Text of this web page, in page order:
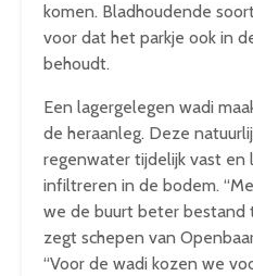
komen. Bladhoudende
voor dat het parkje ook in
behoudt.
Een lagergelegen wadi
de heraanleg. Deze
regenwater tijdelijk vast en
infiltreren in de bodem.
we de buurt beter bestand
zegt schepen van
“Voor de wadi kozen we